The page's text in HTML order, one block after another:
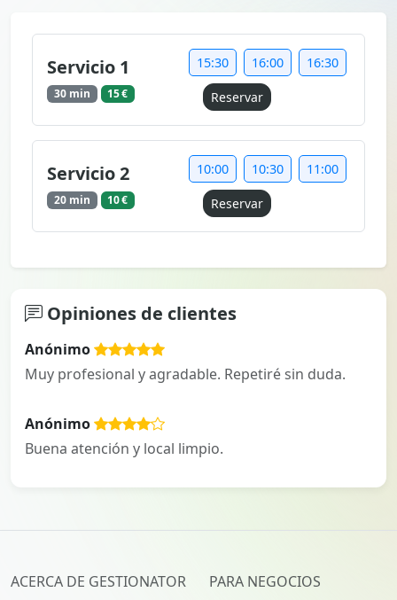
Servicio 1
30 min 15 €
15:30 16:00 16:30
Reservar
Servicio 2
20 min 10 €
10:00 10:30 11:00
Reservar
Opiniones de clientes
Anónimo
Muy profesional y agradable. Repetiré sin duda.
Anónimo
Buena atención y local limpio.
ACERCA DE GESTIONATOR
PARA NEGOCIOS